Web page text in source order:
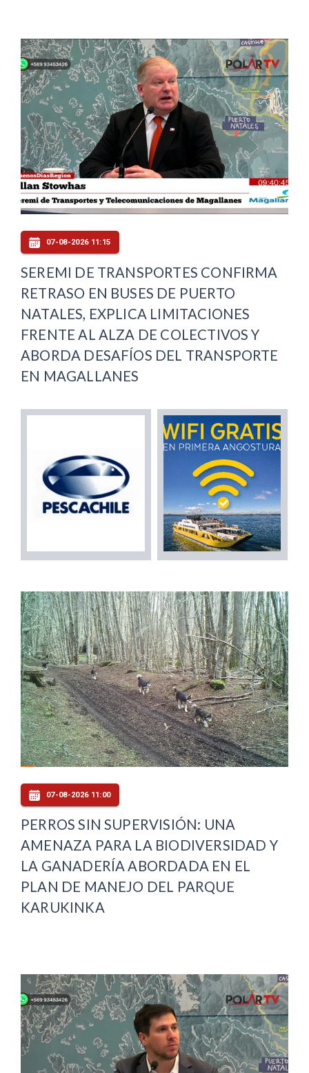
07-08-2026 11:15
SEREMI DE TRANSPORTES CONFIRMA
RETRASO EN BUSES DE PUERTO
NATALES, EXPLICA LIMITACIONES
FRENTE AL ALZA DE COLECTIVOS Y
ABORDA DESAFÍOS DEL TRANSPORTE
EN MAGALLANES
07-08-2026 11:00
PERROS SIN SUPERVISIÓN: UNA
AMENAZA PARA LA BIODIVERSIDAD Y
LA GANADERÍA ABORDADA EN EL
PLAN DE MANEJO DEL PARQUE
KARUKINKA